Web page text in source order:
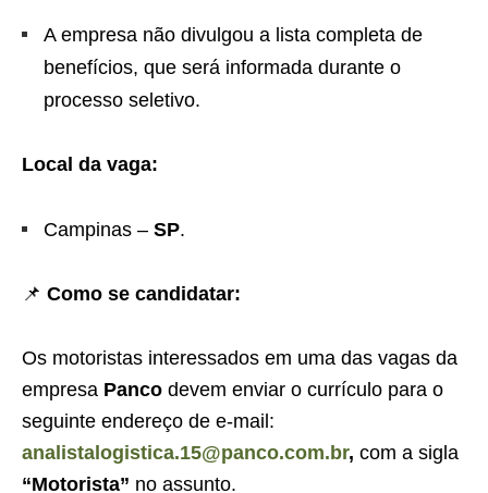
A empresa não divulgou a lista completa de
benefícios, que será informada durante o
processo seletivo.
Local da vaga:
Campinas – SP.
📌 Como se candidatar:
Os motoristas interessados em uma das vagas da
empresa Panco devem enviar o currículo para o
seguinte endereço de e-mail:
analistalogistica.15@panco.com.br, com a sigla
“Motorista” no assunto.